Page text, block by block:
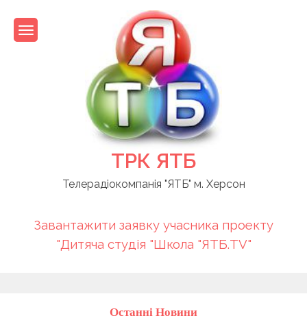
content
ТРК ЯТБ
Телерадіокомпанія "ЯТБ" м. Херсон
Завантажити заявку учасника проекту
"Дитяча студія "Школа "ЯТБ.TV"
Останні Новини